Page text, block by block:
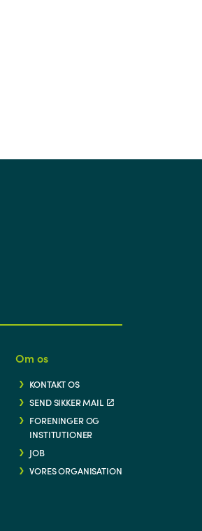
Om os
KONTAKT OS
SEND SIKKER MAIL
FORENINGER OG
INSTITUTIONER
JOB
VORES ORGANISATION